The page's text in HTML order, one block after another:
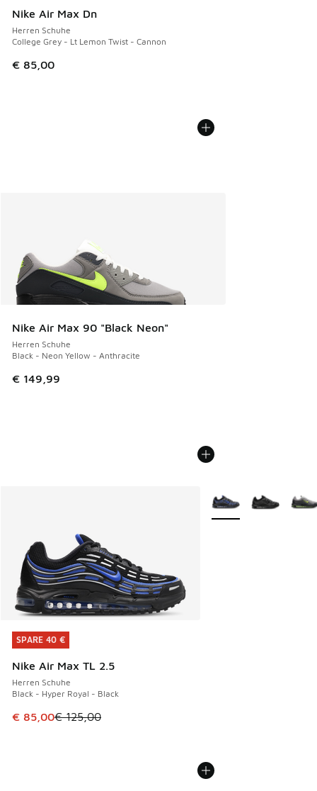
Nike Air Max Dn
Herren Schuhe
College Grey - Lt Lemon Twist - Cannon
€ 85,00
Nike Air Max 90 "Black Neon"
Herren Schuhe
Black - Neon Yellow - Anthracite
€ 149,99
SPARE 40 €
Nike Air Max TL 2.5
Herren Schuhe
Black - Hyper Royal - Black
Dieser Artikel ist im Sale. Der Preis ist von € 125,00 auf €
€ 85,00€ 125,00
SPARE 40 €
Weitere Farben